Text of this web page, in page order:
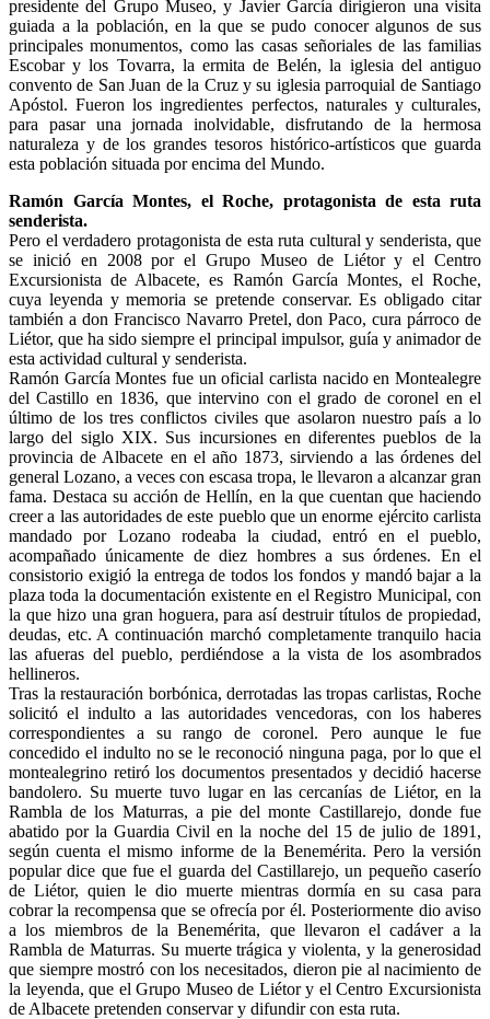
presidente del Grupo Museo, y Javier García dirigieron una visita
guiada a la población, en la que se pudo conocer algunos de sus
principales monumentos, como las casas señoriales de las familias
Escobar y los Tovarra, la ermita de Belén, la iglesia del antiguo
convento de San Juan de la Cruz y su iglesia parroquial de Santiago
Apóstol. Fueron los ingredientes perfectos, naturales y culturales,
para pasar una jornada inolvidable, disfrutando de la hermosa
naturaleza y de los grandes tesoros histórico-artísticos que guarda
esta población situada por encima del Mundo.
Ramón García Montes, el Roche, protagonista de esta ruta
senderista.
Pero el verdadero protagonista de esta ruta cultural y senderista, que
se inició en 2008 por el Grupo Museo de Liétor y el Centro
Excursionista de Albacete, es Ramón García Montes, el Roche,
cuya leyenda y memoria se pretende conservar. Es obligado citar
también a don Francisco Navarro Pretel, don Paco, cura párroco de
Liétor, que ha sido siempre el principal impulsor, guía y animador de
esta actividad cultural y senderista.
Ramón García Montes fue un oficial carlista nacido en Montealegre
del Castillo en 1836, que intervino con el grado de coronel en el
último de los tres conflictos civiles que asolaron nuestro país a lo
largo del siglo XIX. Sus incursiones en diferentes pueblos de la
provincia de Albacete en el año 1873, sirviendo a las órdenes del
general Lozano, a veces con escasa tropa, le llevaron a alcanzar gran
fama. Destaca su acción de Hellín, en la que cuentan que haciendo
creer a las autoridades de este pueblo que un enorme ejército carlista
mandado por Lozano rodeaba la ciudad, entró en el pueblo,
acompañado únicamente de diez hombres a sus órdenes. En el
consistorio exigió la entrega de todos los fondos y mandó bajar a la
plaza toda la documentación existente en el Registro Municipal, con
la que hizo una gran hoguera, para así destruir títulos de propiedad,
deudas, etc. A continuación marchó completamente tranquilo hacia
las afueras del pueblo, perdiéndose a la vista de los asombrados
hellineros.
Tras la restauración borbónica, derrotadas las tropas carlistas, Roche
solicitó el indulto a las autoridades vencedoras, con los haberes
correspondientes a su rango de coronel. Pero aunque le fue
concedido el indulto no se le reconoció ninguna paga, por lo que el
montealegrino retiró los documentos presentados y decidió hacerse
bandolero. Su muerte tuvo lugar en las cercanías de Liétor, en la
Rambla de los Maturras, a pie del monte Castillarejo, donde fue
abatido por la Guardia Civil en la noche del 15 de julio de 1891,
según cuenta el mismo informe de la Benemérita. Pero la versión
popular dice que fue el guarda del Castillarejo, un pequeño caserío
de Liétor, quien le dio muerte mientras dormía en su casa para
cobrar la recompensa que se ofrecía por él. Posteriormente dio aviso
a los miembros de la Benemérita, que llevaron el cadáver a la
Rambla de Maturras. Su muerte trágica y violenta, y la generosidad
que siempre mostró con los necesitados, dieron pie al nacimiento de
la leyenda, que el Grupo Museo de Liétor y el Centro Excursionista
de Albacete pretenden conservar y difundir con esta ruta.